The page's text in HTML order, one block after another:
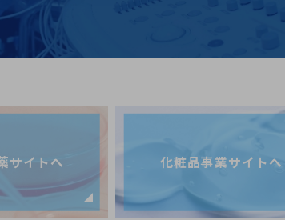
サイトへ 化粧品事業サイトへ